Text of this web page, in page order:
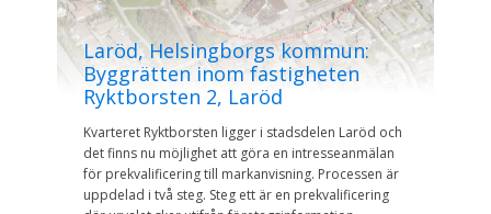
Laröd, Helsingborgs kommun:
Byggrätten inom fastigheten
Ryktborsten 2, Laröd
Kvarteret Ryktborsten ligger i stadsdelen Laröd och
det finns nu möjlighet att göra en intresseanmälan
för prekvalificering till markanvisning. Processen är
uppdelad i två steg. Steg ett är en prekvalificering